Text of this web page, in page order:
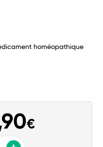
homéopathique
€